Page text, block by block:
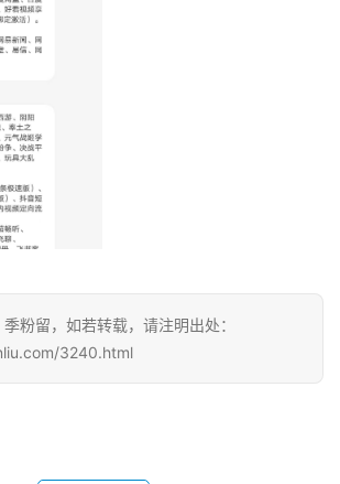
粉留，如若转载，请注明出处：
3240.html